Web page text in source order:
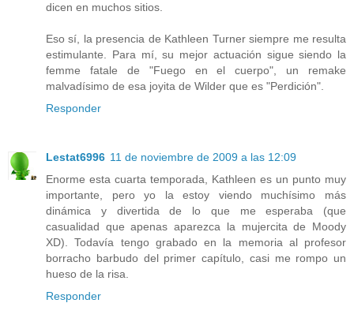
dicen en muchos sitios.
Eso sí, la presencia de Kathleen Turner siempre me resulta
estimulante. Para mí, su mejor actuación sigue siendo la
femme fatale de "Fuego en el cuerpo", un remake
malvadísimo de esa joyita de Wilder que es "Perdición".
Responder
Lestat6996 11 de noviembre de 2009 a las 12:09
Enorme esta cuarta temporada, Kathleen es un punto muy
importante, pero yo la estoy viendo muchísimo más
dinámica y divertida de lo que me esperaba (que
casualidad que apenas aparezca la mujercita de Moody
XD). Todavía tengo grabado en la memoria al profesor
borracho barbudo del primer capítulo, casi me rompo un
hueso de la risa.
Responder